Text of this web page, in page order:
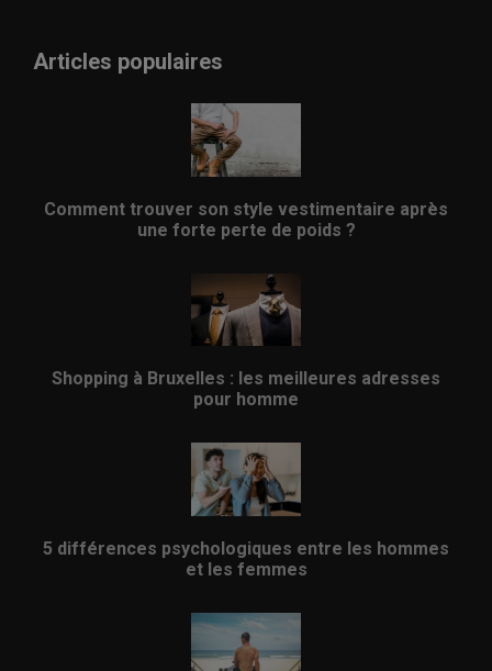
Articles populaires
Comment trouver son style vestimentaire après
une forte perte de poids ?
Shopping à Bruxelles : les meilleures adresses
pour homme
5 différences psychologiques entre les hommes
et les femmes